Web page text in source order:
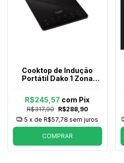
Cooktop de Indução
Portátil Dako 1 Zona
R$317,90 R$288,90
R$245,57 com Pix
5 x deR$57,78 sem juros
COMPRAR